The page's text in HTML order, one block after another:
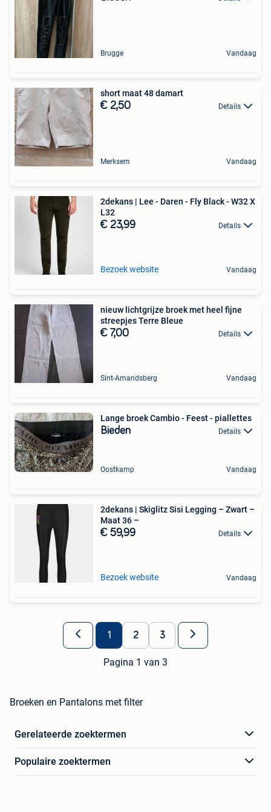
Brugge Vandaag
short maat 48 damart
€ 2,50 Details
Merksem Vandaag
2dekans | Lee - Daren - Fly Black - W32 X
L32
€ 23,99 Details
Bezoek website Vandaag
nieuw lichtgrijze broek met heel fijne
streepjes Terre Bleue
€ 7,00 Details
Sint-Amandsberg Vandaag
Lange broek Cambio - Feest - piallettes
Bieden Details
Oostkamp Vandaag
2dekans | Skiglitz Sisi Legging – Zwart –
Maat 36 –
€ 59,99 Details
Bezoek website Vandaag
1 2 3
Pagina 1 van 3
Broeken en Pantalons met filter
Gerelateerde zoektermen
Populaire zoektermen